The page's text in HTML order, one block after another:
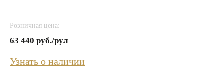
Розничная цена:
63 440 руб./рул
Узнать о наличии